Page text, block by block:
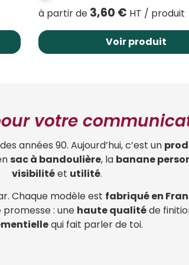
à partir de 3,60 € HT / produit
Voir produit
votre
années 90. Aujourd’hui, c’est un
sac à bandoulière, la banane
visibilitéet utilité.
Chaque modèle est fabriqué en
promesse : une haute qualitéde
qui fait parler de toi.